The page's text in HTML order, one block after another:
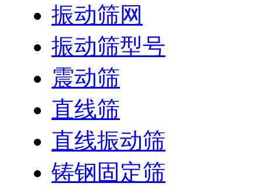
振动筛网
振动筛型号
震动筛
直线筛
直线振动筛
铸钢固定筛